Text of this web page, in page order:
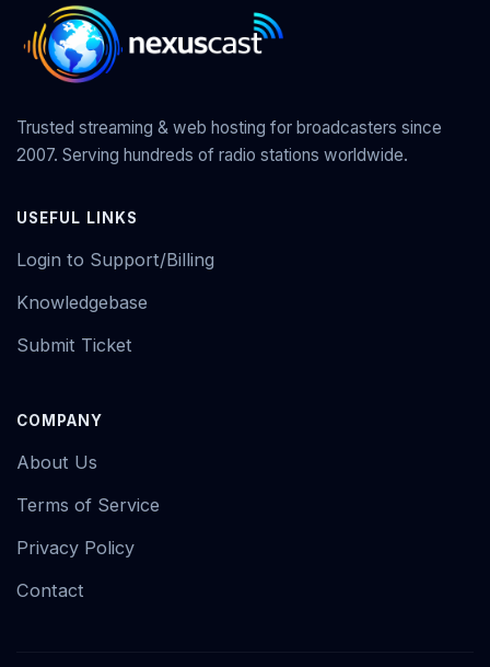
Trusted streaming & web hosting for broadcasters since
2007. Serving hundreds of radio stations worldwide.
USEFUL LINKS
Login to Support/Billing
Knowledgebase
Submit Ticket
COMPANY
About Us
Terms of Service
Privacy Policy
Contact